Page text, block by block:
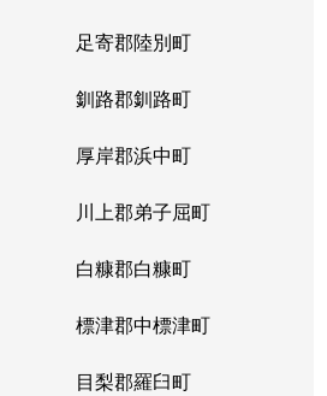
足寄郡陸別町
釧路郡釧路町
厚岸郡浜中町
川上郡弟子屈町
白糠郡白糠町
標津郡中標津町
目梨郡羅臼町